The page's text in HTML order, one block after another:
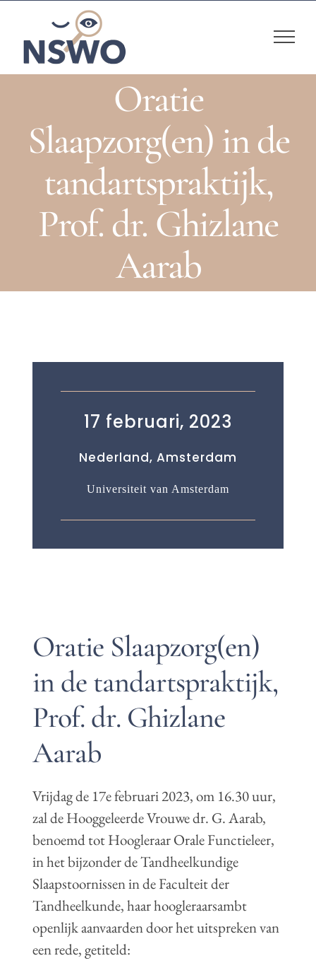
content
Oratie
Slaapzorg(en) in de
tandartspraktijk,
Prof. dr. Ghizlane
Aarab
17 februari, 2023
Nederland, Amsterdam
Universiteit van Amsterdam
Oratie Slaapzorg(en)
in de tandartspraktijk,
Prof. dr. Ghizlane
Aarab
Vrijdag de 17e februari 2023, om 16.30 uur,
zal de Hooggeleerde Vrouwe dr. G. Aarab,
benoemd tot Hoogleraar Orale Functieleer,
in het bijzonder de Tandheelkundige
Slaapstoornissen in de Faculteit der
Tandheelkunde, haar hoogleraarsambt
openlijk aanvaarden door het uitspreken van
een rede, getiteld: